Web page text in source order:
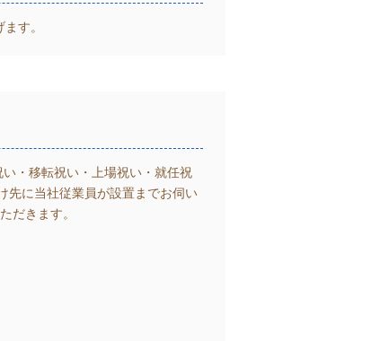
す。
・移転祝い・上場祝い・就任祝
先に当社従業員が設置までお伺い
だきます。